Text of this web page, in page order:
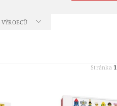
Stránka1